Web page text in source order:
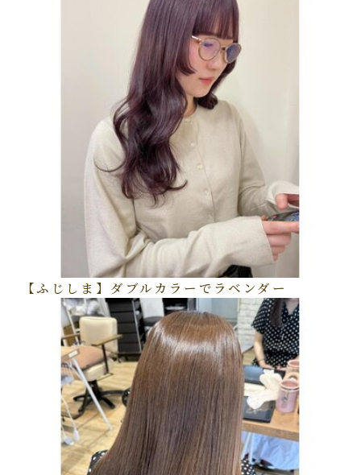
【ふじしま】ダブルカラーでラベンダー